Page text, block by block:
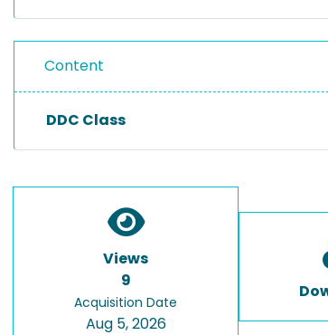
Content
DDC Class
Views
9
Acquisition Date
Aug 5, 2026